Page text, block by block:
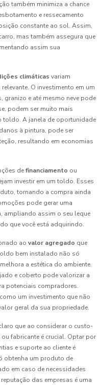
também minimiza a chance
e ressecamento
constante ao sol. Assim,
mas também assegura que
assim sua
climáticas variam
O investimento em um
granizo e até mesmo neve pode
podem ser muito mais
toldo. A janela de oportunidade
à pintura, pode ser
resultando em economias
definanciamento ou
investir em um toldo. Esses
tornando a compra ainda
pode gerar uma
ampliando assim o seu leque
que você está adquirindo.
ao valor agregado que
bem instalado não só
a estética do ambiente.
e coberto pode valorizar a
potenciais compradores.
um investimento que não
geral da sua propriedade.
que ao considerar o custo-
ou fabricante é crucial. Optar por
e suporte ao cliente é
obtenha um produto de
em caso de necessidades
das empresas é uma